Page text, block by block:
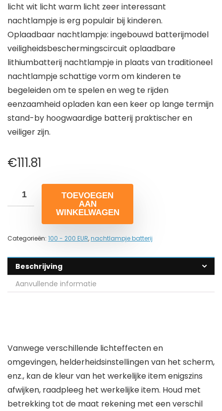
licht wit licht warm licht zeer interessant
nachtlampje is erg populair bij kinderen.
Oplaadbaar nachtlampje: ingebouwd batterijmodel
veiligheidsbeschermingscircuit oplaadbare
lithiumbatterij nachtlampje in plaats van traditioneel
nachtlampje schattige vorm om kinderen te
begeleiden om te spelen en weg te rijden
eenzaamheid opladen kan een keer op lange termijn
stand-by hoogwaardige batterij praktischer en
veiliger zijn.
€111.81
TOEVOEGEN
AAN
WINKELWAGEN
Categorieën: 100 - 200 EUR, nachtlampje batterij
Beschrijving
Aanvullende informatie
Vanwege verschillende lichteffecten en
omgevingen, helderheidsinstellingen van het scherm,
enz., kan de kleur van het werkelijke item enigszins
afwijken, raadpleeg het werkelijke item. Houd met
betrekking tot de maat rekening met een verschil